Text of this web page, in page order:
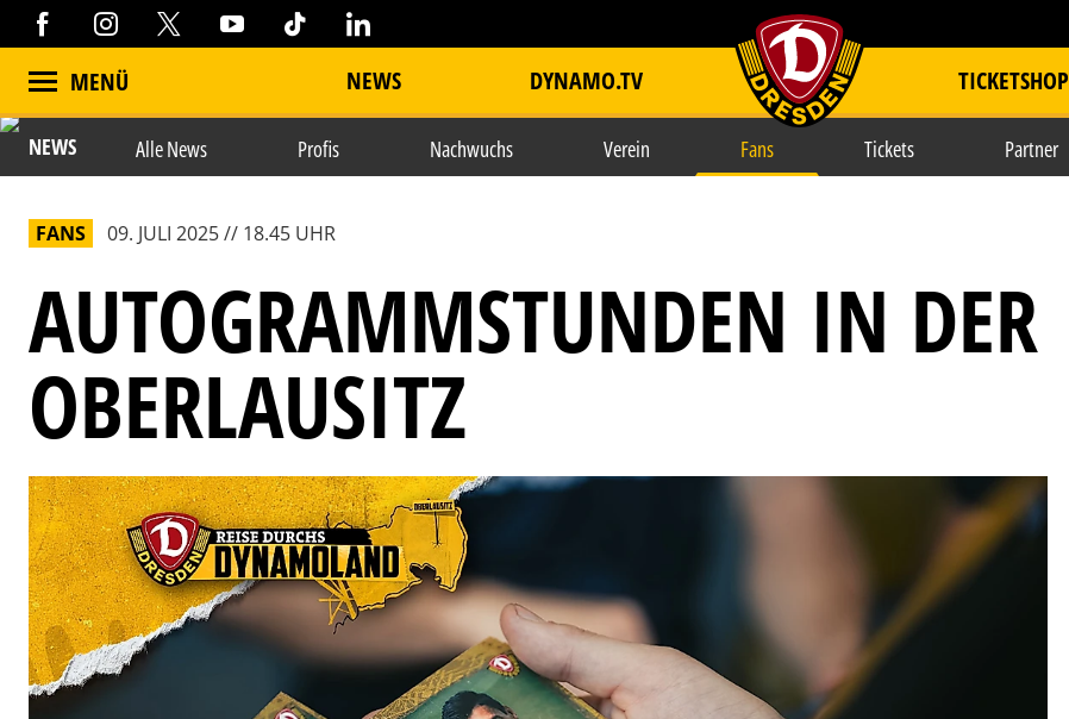
MENÜ NEWS DYNAMO.TV item.title TICKETSHOP
NEWS Alle News Profis Nachwuchs Verein Fans Tickets Partner
FANS 09. JULI 2025 // 18.45 UHR
AUTOGRAMMSTUNDEN IN DER
OBERLAUSITZ